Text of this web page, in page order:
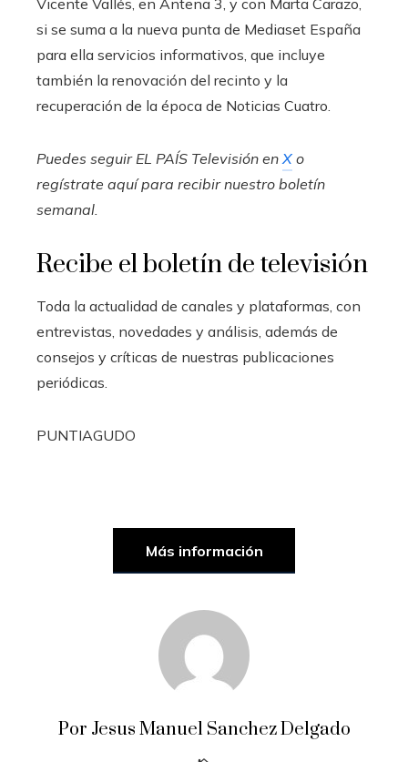
Vicente Vallés, en Antena 3, y con Marta Carazo,
si se suma a la nueva punta de Mediaset España
para ella servicios informativos, que incluye
también la renovación del recinto y la
recuperación de la época de Noticias Cuatro.
Puedes seguir EL PAÍS Televisión enX o
regístrate aquí para recibirnuestro boletín
semanal.
Recibe el boletín de televisión
Toda la actualidad de canales y plataformas, con
entrevistas, novedades y análisis, además de
consejos y críticas de nuestras publicaciones
periódicas.
PUNTIAGUDO
Más información
Por Jesus Manuel Sanchez Delgado